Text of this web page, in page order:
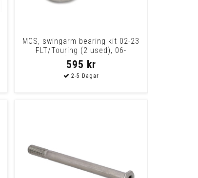
MCS, swingarm bearing kit 02-23
FLT/Touring (2 used), 06-
17(NU)Dyna (1
595 kr